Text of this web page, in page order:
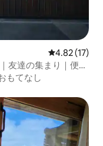
レビュー17
4.82 (17)
友達の集まり｜便利
広々としたリビン
もてなし